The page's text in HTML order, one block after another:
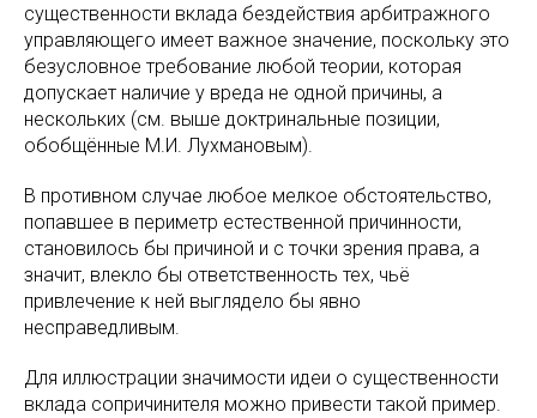
существенности вклада бездействия арбитражного
управляющего имеет важное значение, поскольку это
безусловное требование любой теории, которая
допускает наличие у вреда не одной причины, а
нескольких (см. выше доктринальные позиции,
обобщённые М.И. Лухмановым).
В противном случае любое мелкое обстоятельство,
попавшее в периметр естественной причинности,
становилось бы причиной и с точки зрения права, а
значит, влекло бы ответственность тех, чьё
привлечение к ней выглядело бы явно
несправедливым.
Для иллюстрации значимости идеи о существенности
вклада сопричинителя можно привести такой пример.